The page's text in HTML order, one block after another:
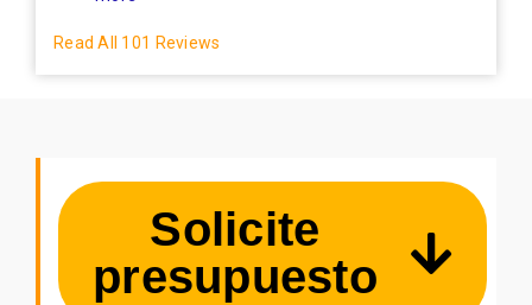
Read All 101 Reviews
Solicite
presupuesto